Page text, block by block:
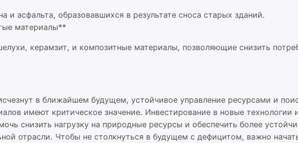
и асфальта, образовавшихся в результате сноса старых зданий.
материалы**
керамзит, и композитные материалы, позволяющие снизить
в ближайшем будущем, устойчивое управление ресурсами и
имеют критическое значение. Инвестирование в новые технологии
снизить нагрузку на природные ресурсы и обеспечить более
отрасли. Чтобы не столкнуться в будущем с дефицитом, важно